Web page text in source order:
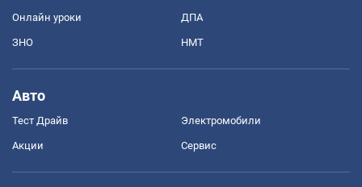
Онлайн уроки ДПА
ЗНО НМТ
Авто
Тест Драйв Электромобили
Акции Сервис